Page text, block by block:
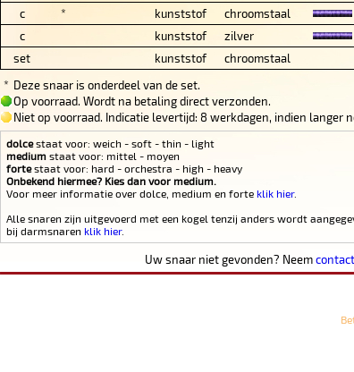
c
* kunststof chroomstaal
c
kunststof zilver
set
kunststof chroomstaal
* Deze snaar is onderdeel van de set.
Op voorraad. Wordt na betaling direct verzonden.
Niet op voorraad. Indicatie levertijd: 8 werkdagen, indien langer
dolcestaat voor: weich - soft - thin - light
medium staat voor: mittel - moyen
fortestaat voor: hard - orchestra - high - heavy
Onbekend hiermee? Kies dan voor medium.
Voor meer informatie over dolce, medium en forte klik hier.
Alle snaren zijn uitgevoerd met een kogel tenzij anders wordt
bij darmsnaren klik hier.
Uw snaar niet gevonden? Neemcontact